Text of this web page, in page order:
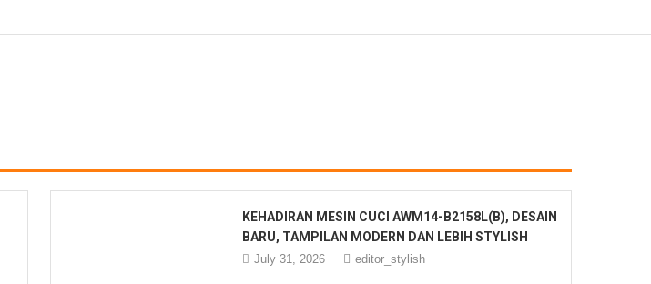
KEHADIRAN MESIN CUCI AWM14-B2158L(B), DESAIN
BARU, TAMPILAN MODERN DAN LEBIH STYLISH
July 31, 2026 editor_stylish